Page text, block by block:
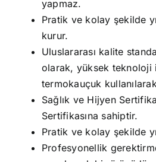
yapmaz.
Pratik ve kolay şekilde
kurur.
Uluslararası kalite
olarak, yüksek teknoloji
termokauçuk
Sağlık ve Hijyen
Sertifikasına sahiptir.
Pratik ve kolay şekilde
Profesyonellik